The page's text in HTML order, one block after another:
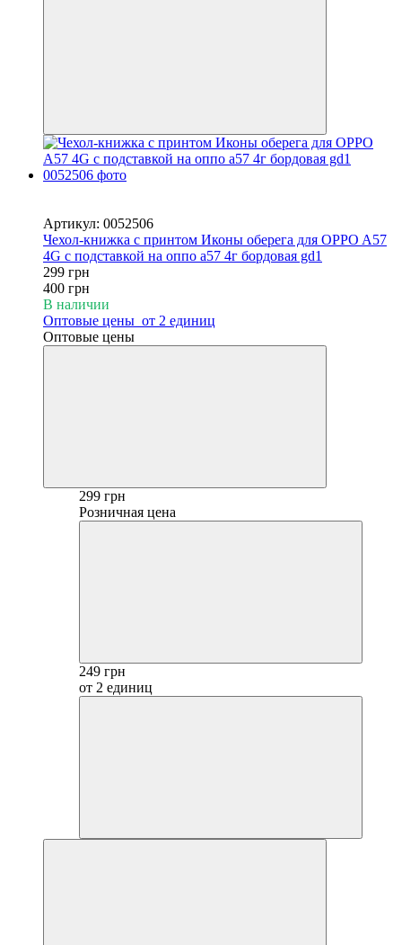
Артикул: 0052506
Чехол-книжка с принтом Иконы оберега для OPPO A57
4G с подставкой на оппо а57 4г бордовая gd1
299 грн
400 грн
В наличии
Оптовые цены от 2 единиц
Оптовые цены
299 грн
Розничная цена
249 грн
от 2 единиц